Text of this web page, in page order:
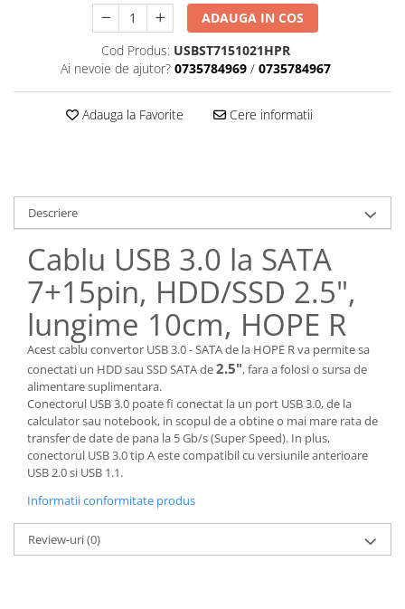
ADAUGA IN COS
Cod Produs: USBST7151021HPR
Ai nevoie de ajutor? 0735784969 / 0735784967
Adauga la Favorite Cere informatii
Descriere
Cablu USB 3.0 la SATA
7+15pin, HDD/SSD 2.5",
lungime 10cm, HOPE R
Acest cablu convertor USB 3.0 - SATA de la HOPE R va permite sa
conectati un HDD sau SSD SATA de2.5", fara a folosi o sursa de
alimentare suplimentara.
Conectorul USB 3.0 poate fi conectat la un port USB 3.0, de la
calculator sau notebook, in scopul de a obtine o mai mare rata de
transfer de date de pana la 5 Gb/s (Super Speed​​). In plus,
conectorul USB 3.0 tip A este compatibil cu versiunile anterioare
USB 2.0 si USB 1.1.
Informatii conformitate produs
Review-uri(0)